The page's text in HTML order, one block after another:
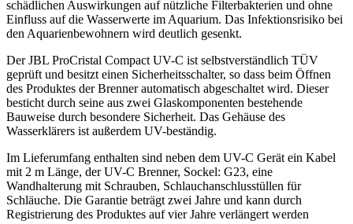
schädlichen Auswirkungen auf nützliche Filterbakterien und ohne
Einfluss auf die Wasserwerte im Aquarium. Das Infektionsrisiko bei
den Aquarienbewohnern wird deutlich gesenkt.
Der JBL ProCristal Compact UV-C ist selbstverständlich TÜV
geprüft und besitzt einen Sicherheitsschalter, so dass beim Öffnen
des Produktes der Brenner automatisch abgeschaltet wird. Dieser
besticht durch seine aus zwei Glaskomponenten bestehende
Bauweise durch besondere Sicherheit. Das Gehäuse des
Wasserklärers ist außerdem UV-beständig.
Im Lieferumfang enthalten sind neben dem UV-C Gerät ein Kabel
mit 2 m Länge, der UV-C Brenner, Sockel: G23, eine
Wandhalterung mit Schrauben, Schlauchanschlusstüllen für
Schläuche. Die Garantie beträgt zwei Jahre und kann durch
Registrierung des Produktes auf vier Jahre verlängert werden